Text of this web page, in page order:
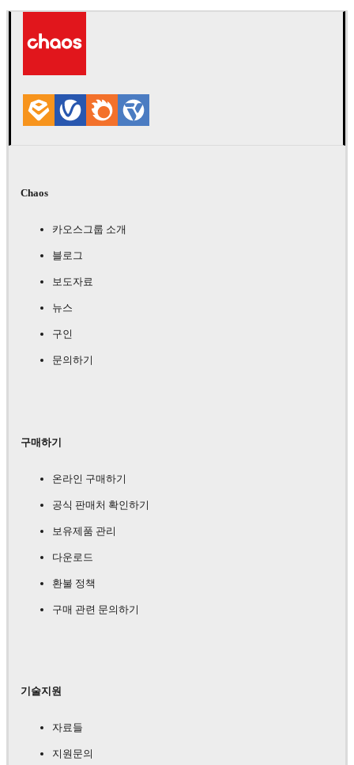
Chaos
카오스그룹 소개
블로그
보도자료
뉴스
구인
문의하기
구매하기
온라인 구매하기
공식 판매처 확인하기
보유제품 관리
다운로드
환불 정책
구매 관련 문의하기
기술지원
자료들
지원문의